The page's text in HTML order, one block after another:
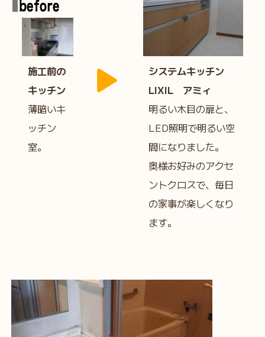
施工前の
キッチン
薄暗いキ
ッチン
室。
システムキッチン
LIXIL アミィ
明るい木目の扉と、
LED照明で明るい空
間になりました。
奥様お好みのアクセ
ントクロスで、毎日
の家事が楽しくなり
ます。